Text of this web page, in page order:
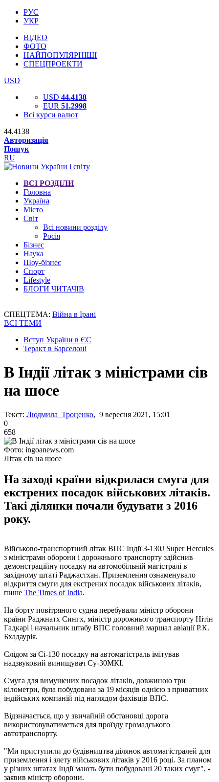
РУС
УКР
ВІДЕО
ФОТО
НАЙПОПУЛЯРНІШІ
СПЕЦПРОЕКТИ
USD
USD 44.4138
EUR 51.2998
Всі курси валют
44.4138
Авторизація
Пошук
RU
ВСІ РОЗДІЛИ
Головна
Україна
Місто
Світ
Всі новини розділу
Росія
Бізнес
Наука
Шоу-бізнес
Спорт
Lifestyle
БЛОГИ ЧИТАЧІВ
СПЕЦТЕМА: Війна в Ірані
ВСІ ТЕМИ
Вступ України в ЄС
Теракт в Барселоні
В Індії літак з міністрами сів
на шосе
Текст: Людмила Троценко, 9 вересня 2021, 15:01
0
658
Фото: ingoanews.com
Літак сів на шосе
На заході країни відкрилася смуга для
екстрених посадок військових літаків.
Такі ділянки почали будувати з 2016
року.
Військово-транспортний літак ВПС Індії З-130J Super Hercules
з міністрами оборони і дорожнього транспорту здійснив
демонстраційну посадку на автомобільній магістралі в
західному штаті Раджастхан. Приземлення ознаменувало
відкриття смуги для екстрених посадок військових літаків,
пише The Times of India.
На борту повітряного судна перебували міністр оборони
країни Раджнатх Сингх, міністр дорожнього транспорту Нітін
Гадкарі і начальник штабу ВПС головний маршал авіації Р.К.
Бхадаурія.
Слідом за Сі-130 посадку на автомагістраль імітував
надзвуковий винищувач Су-30МКІ.
Смуга для вимушених посадок літаків, довжиною три
кілометри, була побудована за 19 місяців однією з приватних
індійських компаній під наглядом фахівців ВПС.
Відзначається, що у звичайній обстановці дорога
використовуватиметься для проїзду громадського
автотранспорту.
"Ми приступили до будівництва ділянок автомагістралей для
приземлення і злету військових літаків у 2016 році. За планом
у різних штатах Індії мають бути побудовані 20 таких смуг", -
заявив міністр оборони.